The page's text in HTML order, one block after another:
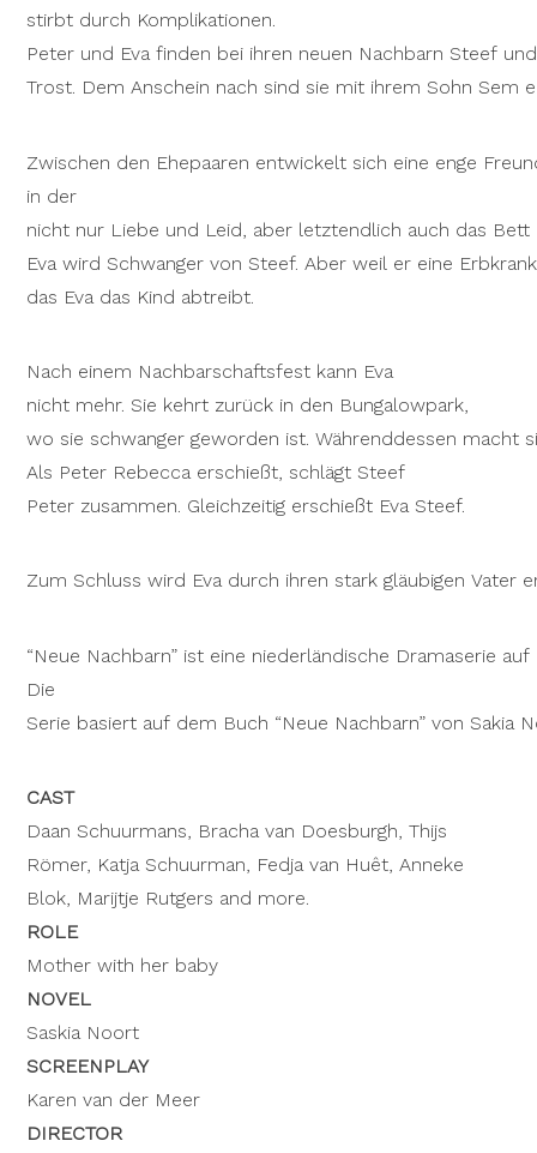
stirbt durch Komplikationen.
Peter und Eva finden bei ihren neuen Nachbarn Steef
Trost. Dem Anschein nach sind sie mit ihrem Sohn Sem
Zwischen den Ehepaaren entwickelt sich eine enge
in der
nicht nur Liebe und Leid, aber letztendlich auch das
Eva wird Schwanger von Steef. Aber weil er eine
das Eva das Kind abtreibt.
Nach einem Nachbarschaftsfest kann Eva
nicht mehr. Sie kehrt zurück in den Bungalowpark,
wo sie schwanger geworden ist. Währenddessen macht
Als Peter Rebecca erschießt, schlägt Steef
Peter zusammen. Gleichzeitig erschießt Eva Steef.
Zum Schluss wird Eva durch ihren stark gläubigen
“Neue Nachbarn” ist eine niederländische Dramaserie auf
Die
Serie basiert auf dem Buch “Neue Nachbarn” von Sakia
CAST
Daan Schuurmans, Bracha van Doesburgh, Thijs
Römer, Katja Schuurman, Fedja van Huêt, Anneke
Blok, Marijtje Rutgers and more.
ROLE
Mother with her baby
NOVEL
Saskia Noort
SCREENPLAY
Karen van der Meer
DIRECTOR